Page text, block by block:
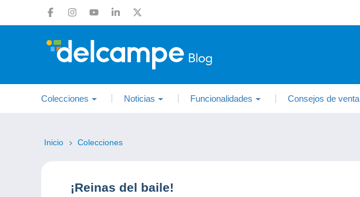
Colecciones Noticias Funcionalidades Consejos de venta
Inicio Colecciones
¡Reinas del baile!